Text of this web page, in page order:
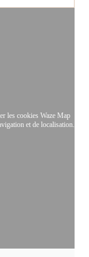
les cookies Waze Map
et de localisation.